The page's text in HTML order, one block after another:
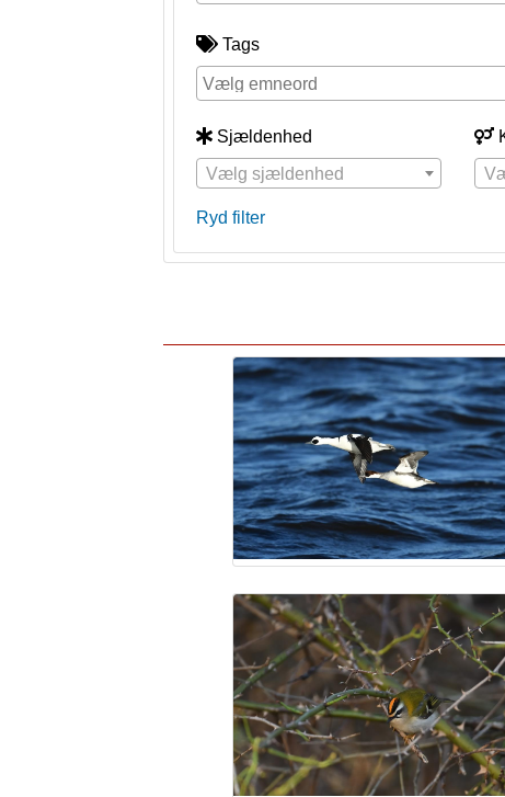
Tags
Sjældenhed
Vælg sjældenhed
Ryd filter